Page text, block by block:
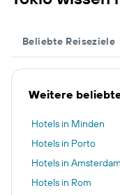
Beliebte Reiseziele
Weitere
Hotels in Minden
Hotels in Porto
Hotels in Amsterdam
Hotels in Rom